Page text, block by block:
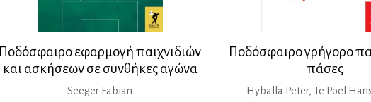
Ποδόσφαιρο εφαρμογή παιχνιδιών
και ασκήσεων σε συνθήκες αγώνα
Seeger Fabian
Ποδόσφαιρο γρήγορο
πάσες
Hyballa Peter, Te Poel